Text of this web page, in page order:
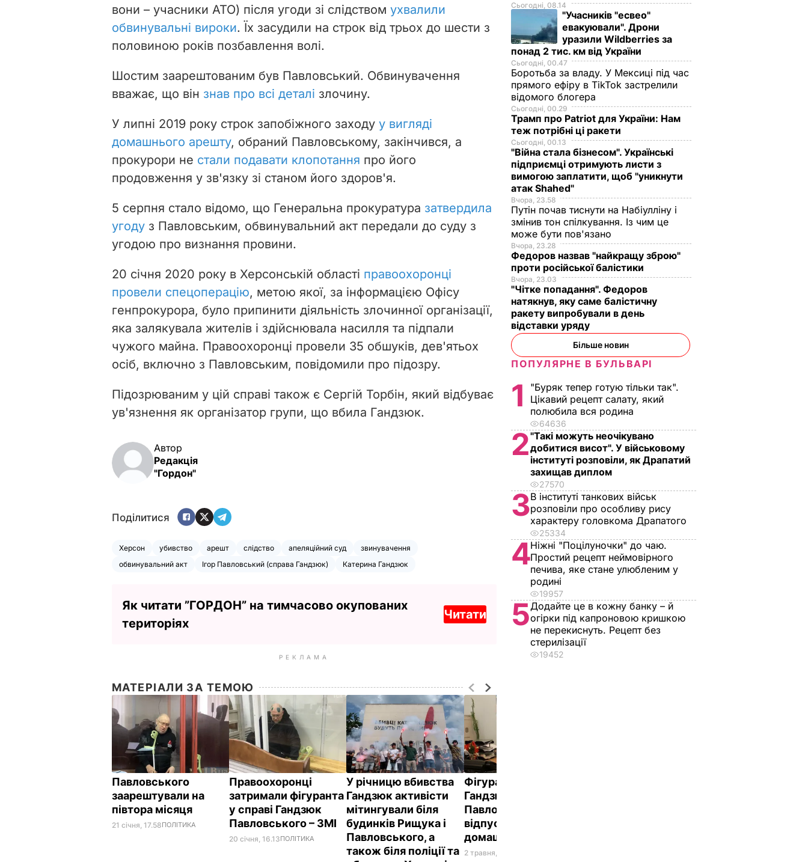
вони – учасники АТО) після угоди зі слідством ухвалили
обвинувальні вироки. Їх засудили на строк від трьох до шести з
половиною років позбавлення волі.
Шостим заарештованим був Павловський. Обвинувачення
вважає, що він знав про всі деталі злочину.
У липні 2019 року строк запобіжного заходу у вигляді
домашнього арешту, обраний Павловському, закінчився, а
прокурори не стали подавати клопотання про його
продовження у зв'язку зі станом його здоров'я.
5 серпня стало відомо, що Генеральна прокуратура затвердила
угоду з Павловським, обвинувальний акт передали до суду з
угодою про визнання провини.
20 січня 2020 року в Херсонській області правоохоронці
провели спецоперацію, метою якої, за інформацією Офісу
генпрокурора, було припинити діяльність злочинної організації,
яка залякувала жителів і здійснювала насилля та підпали
чужого майна. Правоохоронці провели 35 обшуків, дев'ятьох
осіб, включно з Павловським, повідомили про підозру.
Підозрюваним у цій справі також є Сергій Торбін, який відбуває
ув'язнення як організатор групи, що вбила Гандзюк.
Автор
Редакція
"Гордон"
Поділитися
Херсон убивство арешт слідство апеляційний суд
звинувачення
обвинувальний акт
Ігор Павловський (справа Гандзюк) Катерина Гандзюк
Як читати ”ГОРДОН” на тимчасово окупованих
територіях
Читати
РЕКЛАМА
МАТЕРІАЛИ ЗА ТЕМОЮ
Павловського
заарештували на
півтора місяця
21 січня, 17.58ПОЛІТИКА
Правоохоронці
затримали фігуранта
у справі Гандзюк
Павловського – ЗМІ
20 січня, 16.13ПОЛІТИКА
У річницю вбивства
Гандзюк активісти
мітингували біля
будинків Рищука і
Павловського, а
також біля поліції та
Фігуранта справи
Гандзюк
Павловського
відпустили під
домашній арешт
2 травня, 19.15
Сьогодні, 08.14
"Учасників "есвео"
евакуювали". Дрони
уразили Wildberries за
понад 2 тис. км від України
Сьогодні, 00.47
Боротьба за владу. У Мексиці під час
прямого ефіру в TikTok застрелили
відомого блогера
Сьогодні, 00.29
Трамп про Patriot для України: Нам
теж потрібні ці ракети
Сьогодні, 00.13
"Війна стала бізнесом". Українські
підприємці отримують листи з
вимогою заплатити, щоб "уникнути
атак Shahed"
Вчора, 23.58
Путін почав тиснути на Набіулліну і
змінив тон спілкування. Із чим це
може бути пов'язано
Вчора, 23.28
Федоров назвав "найкращу зброю"
проти російської балістики
Вчора, 23.03
"Чітке попадання". Федоров
натякнув, яку саме балістичну
ракету випробували в день
відставки уряду
Більше новин
ПОПУЛЯРНЕ В БУЛЬВАРІ
1
"Буряк тепер готую тільки так".
Цікавий рецепт салату, який
полюбила вся родина
64636
2"Такі можуть неочікувано
добитися висот". У військовому
інституті розповіли, як Драпатий
захищав диплом
27570
3В інституті танкових військ
розповіли про особливу рису
характеру головкома Драпатого
25334
4Ніжні "Поцілуночки" до чаю.
Простий рецепт неймовірного
печива, яке стане улюбленим у
родині
19957
5Додайте це в кожну банку – й
огірки під капроновою кришкою
не перекиснуть. Рецепт без
стерилізації
19452